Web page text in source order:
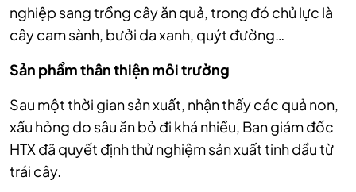
nghiệp sang trồng cây ăn quả, trong đó chủ lực là
cây cam sành, bưởi da xanh, quýt đường…
Sản phẩm thân thiện môi trường
Sau một thời gian sản xuất, nhận thấy các quả non,
xấu hỏng do sâu ăn bỏ đi khá nhiều, Ban giám đốc
HTX đã quyết định thử nghiệm sản xuất tinh dầu từ
trái cây.